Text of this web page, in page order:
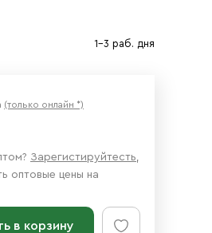
1-3 раб. дня
(только онлайн *)
Зарегистируйтесть,
оптовые цены на
в корзину